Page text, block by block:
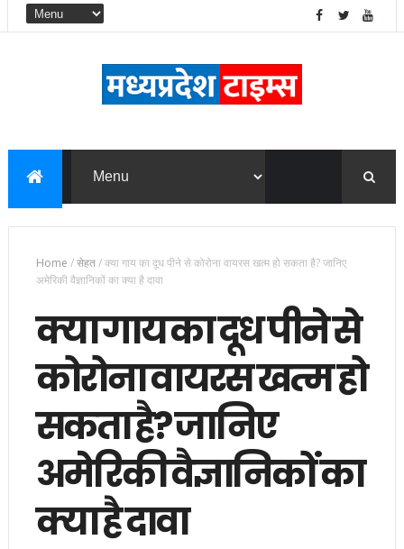
Home /सेहत/क्या गाय का दूध पीने से कोरोना वायरस खत्म हो सकता है? जानिए
अमेरिकी वैज्ञानिकों का क्या है दावा
क्या गाय का दूध पीने से
कोरोना वायरस खत्म हो
सकता है? जानिए
अमेरिकी वैज्ञानिकों का
क्या है दावा